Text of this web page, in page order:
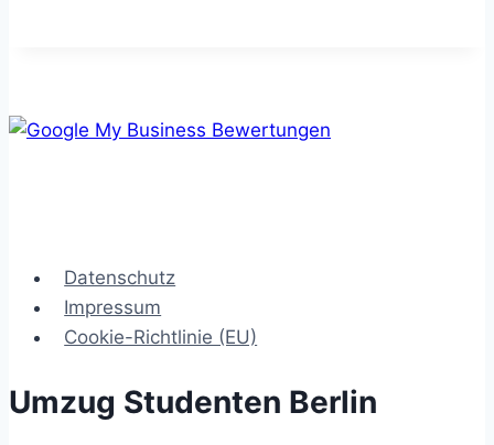
Datenschutz
Impressum
Cookie-Richtlinie (EU)
Umzug Studenten Berlin